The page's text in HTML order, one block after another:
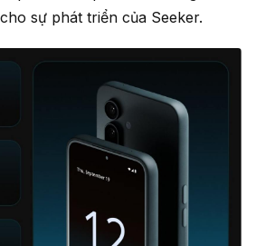
sự phát triển của Seeker.